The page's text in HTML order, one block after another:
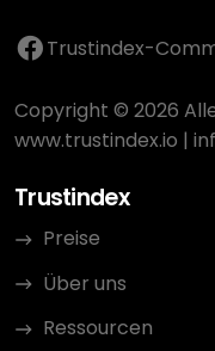
Trustindex-
Copyright © 2026
www.trustindex.io |
Trustindex
Preise
Über uns
Ressourcen